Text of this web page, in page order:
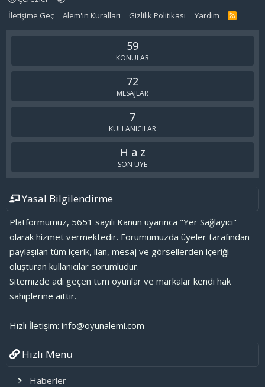
İletişime Geç
Alem'in Kuralları Gizlilik Politikası Yardım
R
59
KONULAR
72
MESAJLAR
7
KULLANICILAR
H a z
SON ÜYE
Yasal Bilgilendirme
Platformumuz, 5651 sayılı Kanun uyarınca "Yer Sağlayıcı"
olarak hizmet vermektedir. Forumumuzda üyeler tarafından
paylaşılan tüm içerik, ilan, mesaj ve görsellerden içeriği
oluşturan kullanıcılar sorumludur.
Sitemizde adı geçen tüm oyunlar ve markalar kendi hak
sahiplerine aittir.
Hızlı İletişim: info@oyunalemi.com
Hızlı Menü
Haberler